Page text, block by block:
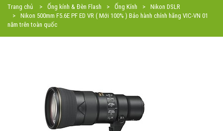
Trang chủ Ống kính & Đèn Flash Ống Kính
Nikon DSLR
Nikon 500mm F5.6E PF ED VR ( Mới 100% ) Bảo hành chính hãng VIC-VN 01
năm trên toàn quốc